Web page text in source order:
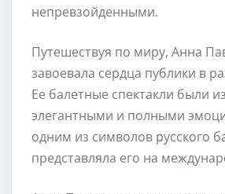
непревзойденными.
Путешествуя по миру, Анна
завоевала сердца публики в
Ее балетные спектакли были
элегантными и полными
одним из символов русского
представляла его на